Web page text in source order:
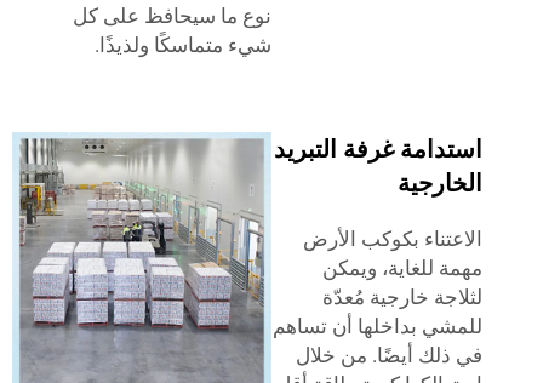
نوع ما سيحافظ على كل
شيء متماسكًا ولذيذًا.
غرفة التبريد
بكوكب الأرض
للغاية، ويمكن
خارجية مُعدّة
بداخلها أن تساهم
أيضًا. من خلال